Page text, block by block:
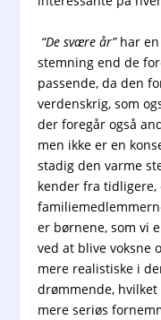
“De svære år” har
stemning end de
passende, da den
verdenskrig, som
der foregår også
men ikke er en
stadig den varme
kender fra
er børnene, som vi
ved at blive voksne
mere realistiske i
drømmende,
mere seriøs